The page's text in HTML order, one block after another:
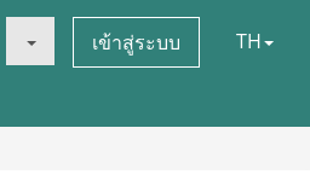
เข้าสู่ระบบ TH